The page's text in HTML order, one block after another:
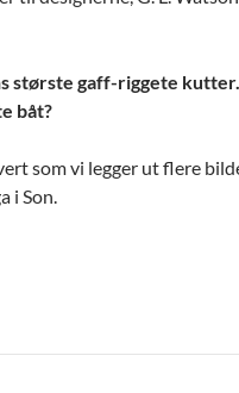
største gaff-riggete
båt?
som vi legger ut flere
i Son.